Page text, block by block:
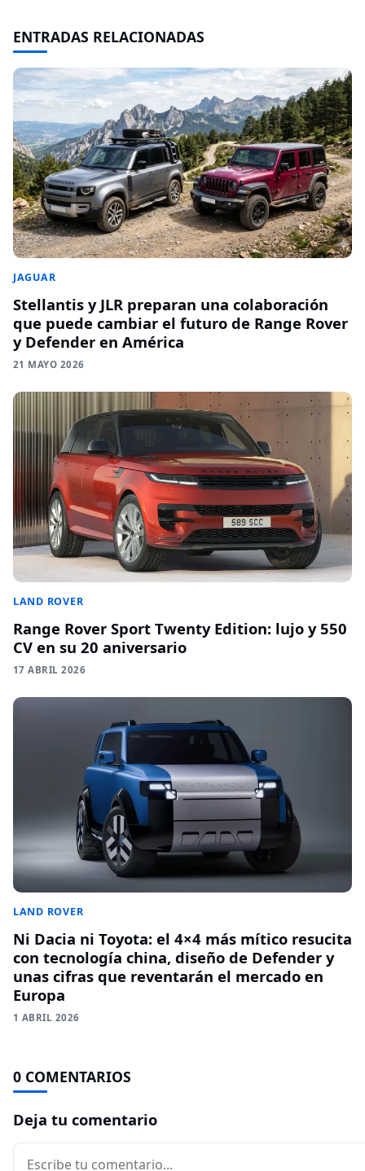
ENTRADAS RELACIONADAS
JAGUAR
Stellantis y JLR preparan una colaboración
que puede cambiar el futuro de Range Rover
y Defender en América
21 MAYO 2026
LAND ROVER
Range Rover Sport Twenty Edition: lujo y 550
CV en su 20 aniversario
17 ABRIL 2026
LAND ROVER
Ni Dacia ni Toyota: el 4×4 más mítico resucita
con tecnología china, diseño de Defender y
unas cifras que reventarán el mercado en
Europa
1 ABRIL 2026
0 COMENTARIOS
Deja tu comentario
Comentario